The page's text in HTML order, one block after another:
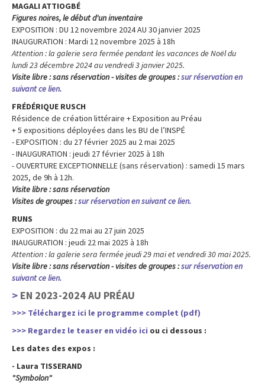
MAGALI ATTIOGBÉ
Figures noires, le début d'un inventaire
EXPOSITION : DU 12 novembre 2024 AU 30 janvier 2025
INAUGURATION : Mardi 12 novembre 2025 à 18h
Attention : la galerie sera fermée pendant les vacances de Noël du
lundi 23 décembre 2024 au vendredi 3 janvier 2025.
Visite libre : sans réservation - visites de groupes :sur réservation en
suivant ce lien.
FRÉDÉRIQUE RUSCH
Résidence de création littéraire + Exposition au Préau
+ 5 expositions déployées dans les BU de l’INSPÉ
- EXPOSITION : du 27 février 2025 au 2 mai 2025
- INAUGURATION : jeudi 27 février 2025 à 18h
- OUVERTURE EXCEPTIONNELLE (sans réservation) : samedi 15 mars
2025, de 9h à 12h.
Visite libre : sans réservation
Visites de groupes :sur réservation en suivant ce lien.
RUNS
EXPOSITION : du 22 mai au 27 juin 2025
INAUGURATION : jeudi 22 mai 2025 à 18h
Attention : la galerie sera fermée jeudi 29 mai et vendredi 30 mai 2025.
Visite libre : sans réservation - visites de groupes :sur réservation en
suivant ce lien.
EN 2023-2024 AU PRÉAU
>>> Téléchargez ici le programme complet (pdf)
>>> Regardez le teaser en vidéo ici ou ci dessous :
Les dates des expos :
- Laura TISSERAND
"Symbolon"